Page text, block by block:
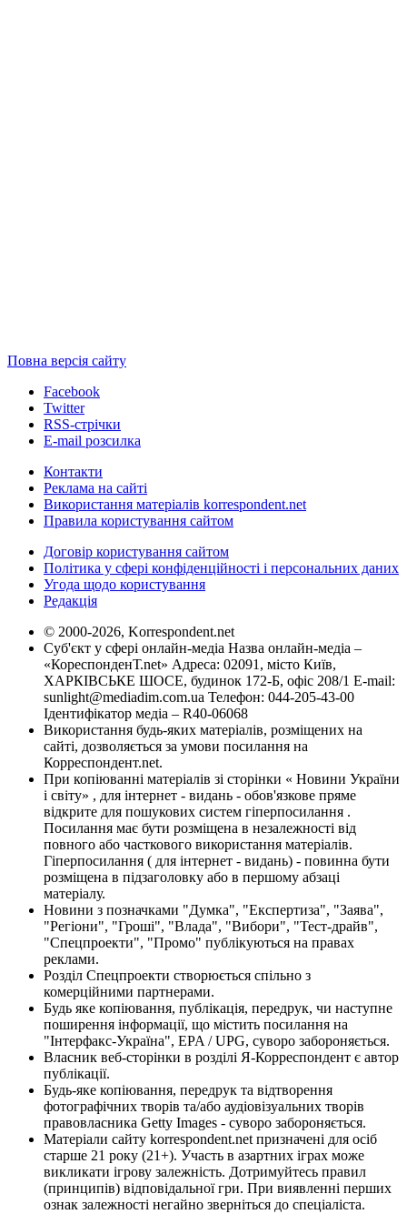
Повна версія сайту
Facebook
Twitter
RSS-стрічки
E-mail розсилка
Контакти
Реклама на сайті
Використання матеріалів korrespondent.net
Правила користування сайтом
Договір користування сайтом
Політика у сфері конфіденційності і персональних даних
Угода щодо користування
Редакція
© 2000-2026, Korrespondent.net
Суб'єкт у сфері онлайн-медіа Назва онлайн-медіа –
«КореспонденТ.net» Адреса: 02091, місто Київ,
ХАРКІВСЬКЕ ШОСЕ, будинок 172-Б, офіс 208/1 E-mail:
sunlight@mediadim.com.ua Телефон: 044-205-43-00
Ідентифікатор медіа – R40-06068
Використання будь-яких матеріалів, розміщених на
сайті, дозволяється за умови посилання на
Корреспондент.net.
При копіюванні матеріалів зі сторінки « Новини України
і світу» , для інтернет - видань - обов'язкове пряме
відкрите для пошукових систем гіперпосилання .
Посилання має бути розміщена в незалежності від
повного або часткового використання матеріалів.
Гіперпосилання ( для інтернет - видань) - повинна бути
розміщена в підзаголовку або в першому абзаці
матеріалу.
Новини з позначками "Думка", "Експертиза", "Заява",
"Регіони", "Гроші", "Влада", "Вибори", "Тест-драйв",
"Спецпроекти", "Промо" публікуються на правах
реклами.
Розділ Спецпроекти створюється спільно з
комерційними партнерами.
Будь яке копіювання, публікація, передрук, чи наступне
поширення інформації, що містить посилання на
"Інтерфакс-Україна", EPA / UPG, суворо забороняється.
Власник веб-сторінки в розділі Я-Корреспондент є автор
публікації.
Будь-яке копіювання, передрук та відтворення
фотографічних творів та/або аудіовізуальних творів
правовласника Getty Images - суворо забороняється.
Матеріали сайту korrespondent.net призначені для осіб
старше 21 року (21+). Участь в азартних іграх може
викликати ігрову залежність. Дотримуйтесь правил
(принципів) відповідальної гри. При виявленні перших
ознак залежності негайно зверніться до спеціаліста.